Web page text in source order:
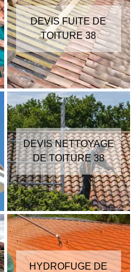
DEVIS FUITE DE
TOITURE 38
DEVIS NETTOYAGE
DE TOITURE 38
HYDROFUGE DE